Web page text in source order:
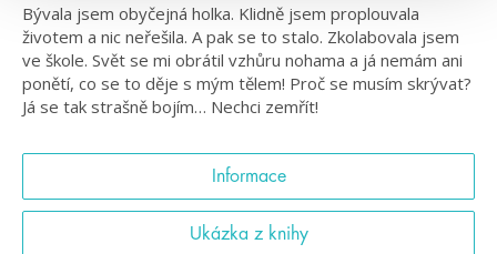
Bývala jsem obyčejná holka. Klidně jsem proplouvala
životem a nic neřešila. A pak se to stalo. Zkolabovala jsem
ve škole. Svět se mi obrátil vzhůru nohama a já nemám ani
ponětí, co se to děje s mým tělem! Proč se musím skrývat?
Já se tak strašně bojím… Nechci zemřít!
Informace
Ukázka z knihy